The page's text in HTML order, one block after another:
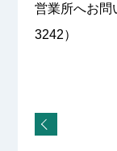
営業所へお問
3242）